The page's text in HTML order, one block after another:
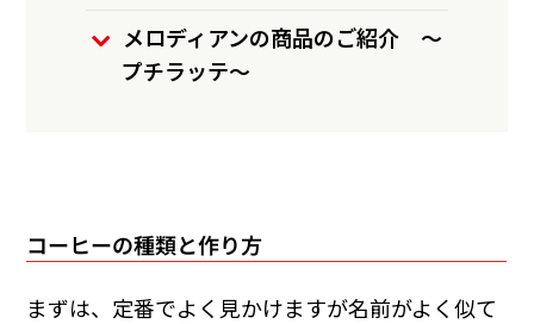
メロディアンの商品のご紹介 ～
プチラッテ～
コーヒーの種類と作り方
まずは、定番でよく見かけますが名前がよく似て